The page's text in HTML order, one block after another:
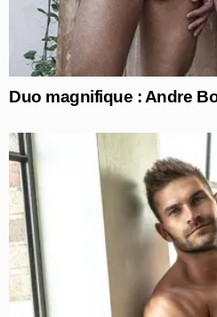
Duo magnifique : Andre